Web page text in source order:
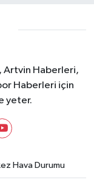
Artvin Haberleri,
Haberleri için
yeter.
Hava Durumu